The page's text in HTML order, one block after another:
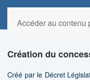
Accéder au contenu
Création du
Créé par le Décret